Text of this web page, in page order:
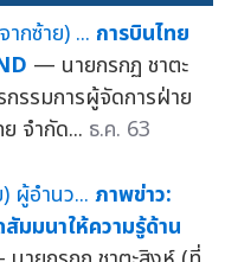
การบินไทย
— นายกรกฏ ชาตะ
รรมการผู้จัดการฝ่าย
จำกัด... ธ.ค. 63
ภาพข่าว:
มมนาให้ความรู้ด้าน